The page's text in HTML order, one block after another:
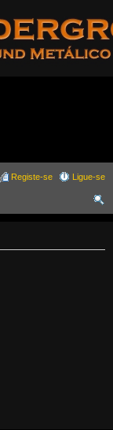
Ligue-se
Registe-se